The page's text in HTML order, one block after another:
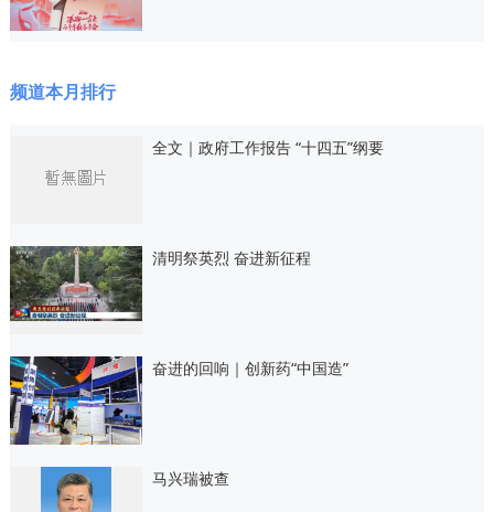
频道本月排行
全文｜政府工作报告 “十四五”纲要
清明祭英烈 奋进新征程
奋进的回响｜创新药“中国造”
马兴瑞被查